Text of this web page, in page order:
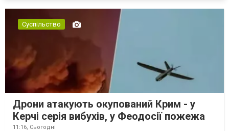
Суспільство
Дрони атакують окупований Крим - у
Керчі серія вибухів, у Феодосії пожежа
11:16, Сьогодні